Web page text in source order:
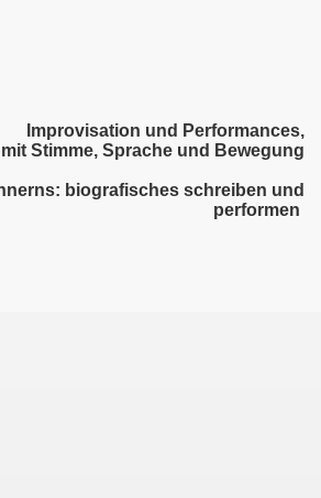
Improvisation und Performances,
mit Stimme, Sprache und Bewegung
biografisches schreiben und
performen